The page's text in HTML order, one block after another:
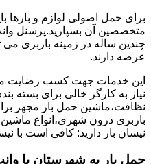
برای حمل اصولی لوازم و بارها
متخصصین آن بسپارید.پرسنل
چندین ساله در زمینه باربری می
عرضه دارند.
این خدمات جهت کسب رضایت
نیاز به کارگر خالی برای بسته
نظافت،ماشین حمل بار مجهز
باربری درون شهری،انواع
نیسان بار دارید: کافی است با
حمل بار به شهرستان با